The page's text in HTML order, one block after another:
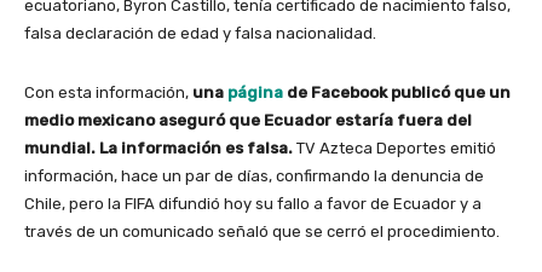
ecuatoriano, Byron Castillo, tenía certificado de nacimiento falso,
falsa declaración de edad y falsa nacionalidad.
Con esta información, una página de Facebook publicó que un
medio mexicano aseguró que Ecuador estaría fuera del
mundial. La información es falsa. TV Azteca Deportes emitió
información, hace un par de días, confirmando la denuncia de
Chile, pero la FIFA difundió hoy su fallo a favor de Ecuador y a
través de un comunicado señaló que se cerró el procedimiento.